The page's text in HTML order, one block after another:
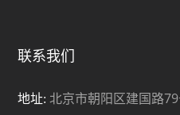
联系我们
地址: 北京市朝阳区建国路